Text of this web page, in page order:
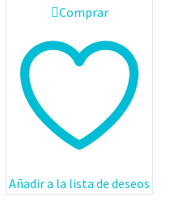
Comprar
Añadir a la lista de deseos